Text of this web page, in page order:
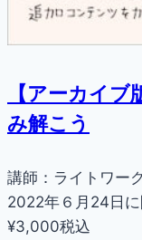
【アーカイ
み解こう
講師：ライトワー
2022年６月24日
¥3,000税込